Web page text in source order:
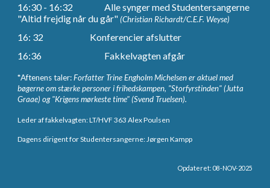
16:30 - 16:32
Alle synger med Studentersangerne
"Altid frejdig når du går"(Christian Richardt/C.E.F. Weyse)
16: 32
Konferencier afslutter
16:36
Fakkelvagten afgår
*Aftenens taler: Forfatter Trine Engholm Michelsen er aktuel med
bøgerne om stærke personer i frihedskampen, "Storfyrstinden" (Jutta
Graae) og "Krigens mørkeste time" (Svend Truelsen).
Leder af fakkelvagten: LT/HVF 363 Alex Poulsen
Dagens dirigent for Studentersangerne: Jørgen Kampp
Opdateret: 08-NOV-2025